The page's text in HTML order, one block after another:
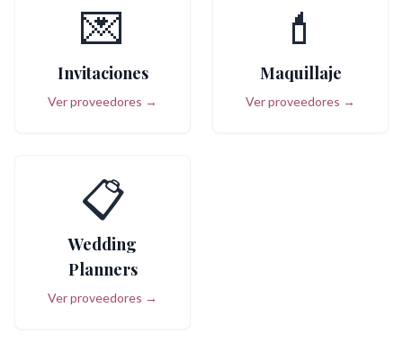
💌
Invitaciones
Ver proveedores →
💄
Maquillaje
Ver proveedores →
📋
Wedding
Planners
Ver proveedores →